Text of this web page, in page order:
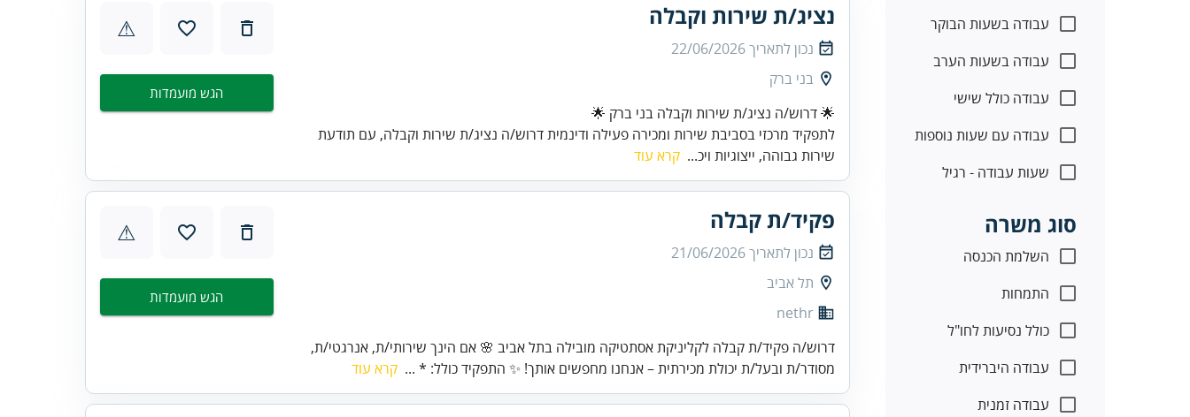
עבודה בשעות הבוקר
עבודה בשעות הערב
עבודה כולל שישי
עבודה עם שעות נוספות
שעות עבודה - רגיל
סוג משרה
השלמת הכנסה
התמחות
כולל נסיעות לחו"ל
עבודה היברידית
עבודה זמנית
נציג/ת שירות וקבלה
נכון לתאריך22/06/2026
בני ברק
🌟 דרוש/ה נציג/ת שירות וקבלה בני ברק 🌟
לתפקיד מרכזי בסביבת שירות ומכירה פעילה ודינמית דרוש/ה נציג/ת שירות וקבלה, עם תודעת
שירות גבוהה, ייצוגיות ויכ... קרא עוד
⚠
הגש מועמדות
פקיד/ת קבלה
נכון לתאריך21/06/2026
תל אביב
nethr
דרוש/ה פקיד/ת קבלה לקליניקת אסתטיקה מובילה בתל אביב 🌸 אם הינך שירותי/ת, אנרגטי/ת,
מסודר/ת ובעל/ת יכולת מכירתית – אנחנו מחפשים אותך! ✨ התפקיד כולל: * ... קרא עוד
⚠
הגש מועמדות